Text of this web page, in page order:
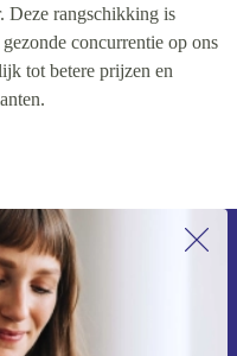
Deze rangschikking is
concurrentie op ons
tot betere prijzen en
nieuwsbrief en